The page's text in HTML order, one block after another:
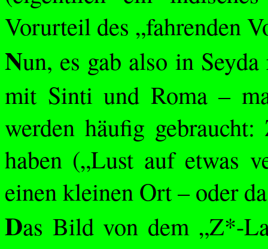
Vorurteil des „fahrenden
Nun, es gab also in Seyda
mit Sinti und Roma –
werden häufig
haben („Lust auf etwas
einen kleinen Ort – oder
Das Bild von dem „Z*-